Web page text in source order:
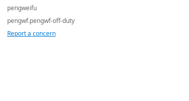
pengweifu
pengwf.pengwf-off-duty
Report a concern